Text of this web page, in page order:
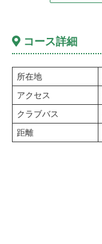
コース詳細
所在地
アクセス
クラブバス
距離